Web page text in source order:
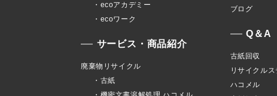
・ecoアカデミー
・ecoワーク
サービス・商品紹介
廃棄物リサイクル
・古紙
ブログ
Q＆A
古紙回収
リサイクル
ハコメル